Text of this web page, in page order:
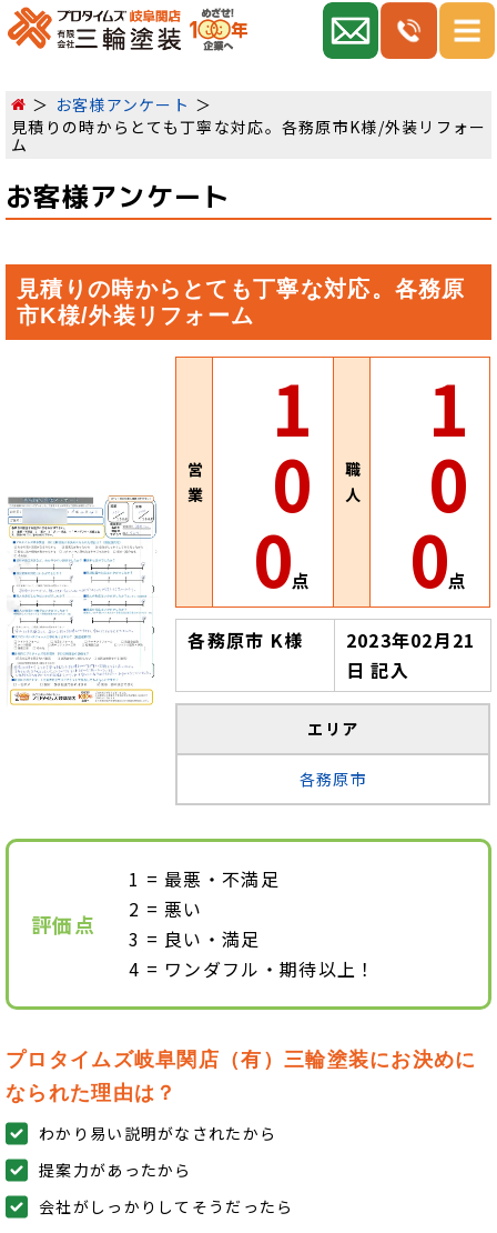
お客様アンケート
見積りの時からとても丁寧な対応。各務原市K様/外装リフォー
ム
お客様アンケート
見積りの時からとても丁寧な対応。各務原
市K様/外装リフォーム
営
業
1
0
0点
職
人
1
0
0点
各務原市 K様
2023年02月21
日 記入
エリア
各務原市
評価点
最悪・不満足
悪い
良い・満足
ワンダフル・期待以上！
プロタイムズ岐阜関店（有）三輪塗装にお決めに
なられた理由は？
わかり易い説明がなされたから
提案力があったから
会社がしっかりしてそうだったら